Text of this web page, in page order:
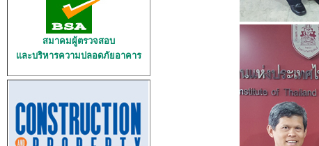
สมาคมผู้ตรวจสอบ
และบริหารความปลอดภัยอาคาร